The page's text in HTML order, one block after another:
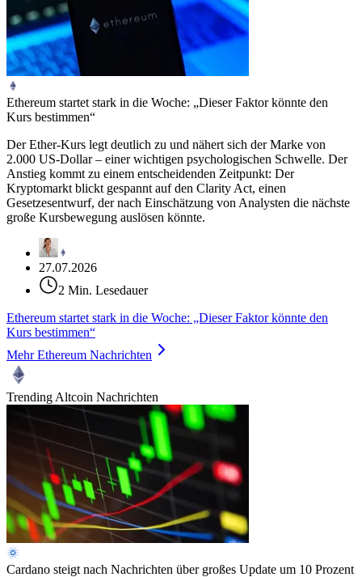
Ethereum startet stark in die Woche: „Dieser Faktor könnte den
Kurs bestimmen“
Der Ether-Kurs legt deutlich zu und nähert sich der Marke von
2.000 US-Dollar – einer wichtigen psychologischen Schwelle. Der
Anstieg kommt zu einem entscheidenden Zeitpunkt: Der
Kryptomarkt blickt gespannt auf den Clarity Act, einen
Gesetzesentwurf, der nach Einschätzung von Analysten die nächste
große Kursbewegung auslösen könnte.
27.07.2026
2 Min. Lesedauer
Ethereum startet stark in die Woche: „Dieser Faktor könnte den
Kurs bestimmen“
Mehr Ethereum Nachrichten
Trending Altcoin Nachrichten
Cardano steigt nach Nachrichten über großes Update um 10 Prozent